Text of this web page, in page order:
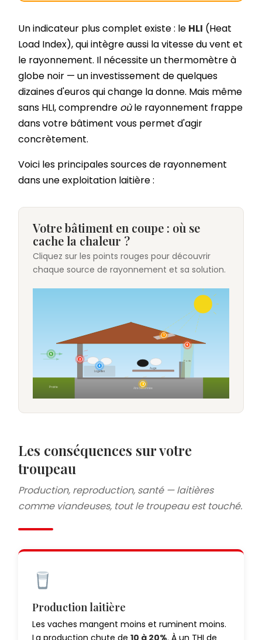
Un indicateur plus complet existe : le HLI (Heat
Load Index), qui intègre aussi la vitesse du vent et
le rayonnement. Il nécessite un thermomètre à
globe noir — un investissement de quelques
dizaines d'euros qui change la donne. Mais même
sans HLI, comprendre oùle rayonnement frappe
dans votre bâtiment vous permet d'agir
concrètement.
Voici les principales sources de rayonnement
dans une exploitation laitière :
Votre bâtiment en coupe : où se
cache la chaleur ?
Cliquez sur les points rouges pour découvrir
chaque source de rayonnement et sa solution.
Aire bétonnée
Prairie
Logettes
Auge
Porte
1
2
3
4
5
6
Les conséquences sur votre
troupeau
Production, reproduction, santé — laitières
comme viandeuses, tout le troupeau est touché.
Production laitière
Les vaches mangent moins et ruminent moins.